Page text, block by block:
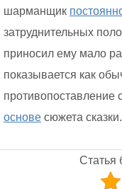
шарманщик
затруднительных
приносил ему мало
показывается как
противопоставление
основе сюжета сказки.
Статья